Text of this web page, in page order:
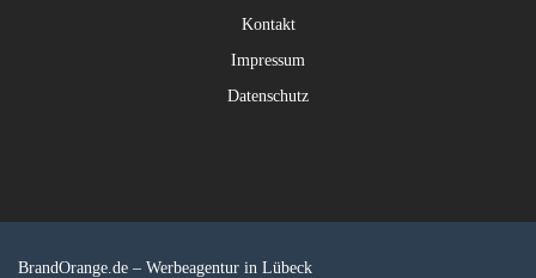
Kontakt
Impressum
Datenschutz
BrandOrange.de – Werbeagentur in Lübeck